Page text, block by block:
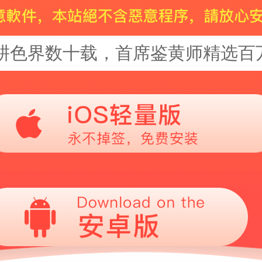
色界数十载，首席鉴黄师精选百